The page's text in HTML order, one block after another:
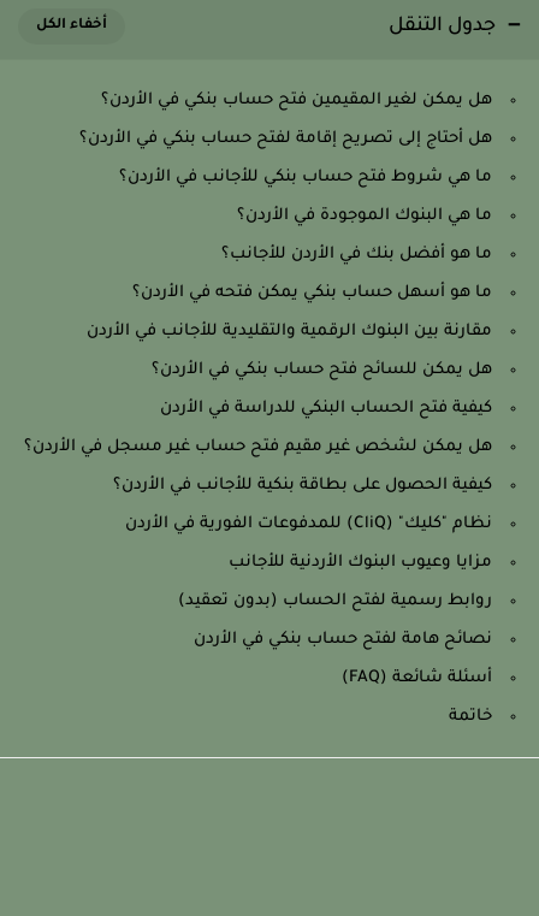
جدول التنقل
هل يمكن لغير المقيمين فتح حساب بنكي في الأردن؟
هل أحتاج إلى تصريح إقامة لفتح حساب بنكي في الأردن؟
ما هي شروط فتح حساب بنكي للأجانب في الأردن؟
ما هي البنوك الموجودة في الأردن؟
ما هو أفضل بنك في الأردن للأجانب؟
ما هو أسهل حساب بنكي يمكن فتحه في الأردن؟
مقارنة بين البنوك الرقمية والتقليدية للأجانب في الأردن
هل يمكن للسائح فتح حساب بنكي في الأردن؟
كيفية فتح الحساب البنكي للدراسة في الأردن
هل يمكن لشخص غير مقيم فتح حساب غير مسجل في الأردن؟
كيفية الحصول على بطاقة بنكية للأجانب في الأردن؟
نظام "كليك" (CliQ) للمدفوعات الفورية في الأردن
مزايا وعيوب البنوك الأردنية للأجانب
روابط رسمية لفتح الحساب (بدون تعقيد)
نصائح هامة لفتح حساب بنكي في الأردن
أسئلة شائعة (FAQ)
خاتمة